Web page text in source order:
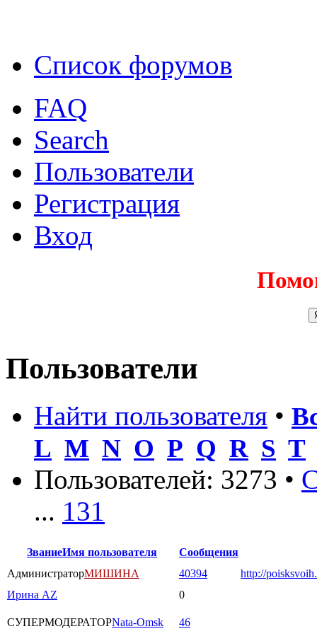
Список форумов
FAQ
Search
Пользователи
Регистрация
Вход
Пользователи
Найти пользователя •
L M N O P Q R S T
Пользователей: 3273 •
... 131
ЗваниеИмя пользователя
Сообщения
АдминистраторМИШИНА 40394
http://
Ирина AZ
0
СУПЕРМОДЕРАТОРNata-Omsk
46